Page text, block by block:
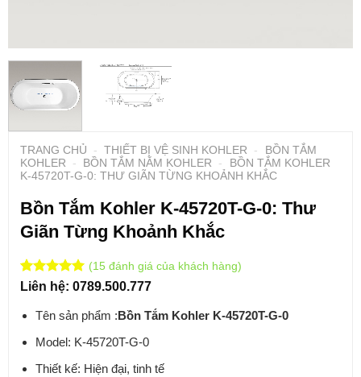
TRANG CHỦ - THIẾT BỊ VỆ SINH KOHLER -
BỒN TẮM
KOHLER
- BỒN TẮM NẰM KOHLER -
BỒN TẮM KOHLER
K-45720T-G-0: THƯ GIÃN TỪNG KHOẢNH KHẮC
Bồn Tắm Kohler K-45720T-G-0: Thư
Giãn Từng Khoảnh Khắc
5 trên 5
dựa trên
1
đánh giá
(15đánh giá của khách hàng)
Liên hệ: 0789.500.777
Tên sản phẩm :Bồn Tắm Kohler K-45720T-G-0
Model: K-45720T-G-0
Thiết kế: Hiện đại, tinh tế